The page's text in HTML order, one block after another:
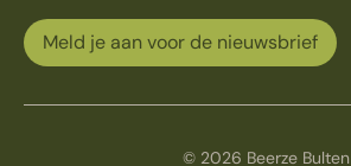
Meld je aan voor de nieuwsbrief
© 2026 Beerze Bulten